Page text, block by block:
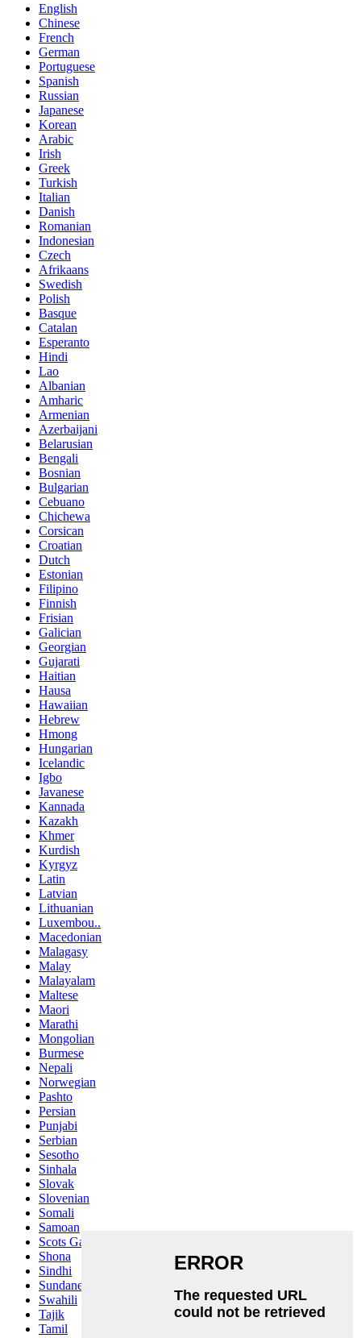
English
Chinese
French
German
Portuguese
Spanish
Russian
Japanese
Korean
Arabic
Irish
Greek
Turkish
Italian
Danish
Romanian
Indonesian
Czech
Afrikaans
Swedish
Polish
Basque
Catalan
Esperanto
Hindi
Lao
Albanian
Amharic
Armenian
Azerbaijani
Belarusian
Bengali
Bosnian
Bulgarian
Cebuano
Chichewa
Corsican
Croatian
Dutch
Estonian
Filipino
Finnish
Frisian
Galician
Georgian
Gujarati
Haitian
Hausa
Hawaiian
Hebrew
Hmong
Hungarian
Icelandic
Igbo
Javanese
Kannada
Kazakh
Khmer
Kurdish
Kyrgyz
Latin
Latvian
Lithuanian
Luxembou..
Macedonian
Malagasy
Malay
Malayalam
Maltese
Maori
Marathi
Mongolian
Burmese
Nepali
Norwegian
Pashto
Persian
Punjabi
Serbian
Sesotho
Sinhala
Slovak
Slovenian
Somali
Samoan
Scots Gaelic
Shona
Sindhi
Sundanese
Swahili
Tajik
Tamil